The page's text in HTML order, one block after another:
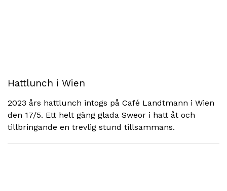
Hattlunch i Wien
2023 års hattlunch intogs på Café Landtmann i Wien
den 17/5. Ett helt gäng glada Sweor i hatt åt och
tillbringande en trevlig stund tillsammans.